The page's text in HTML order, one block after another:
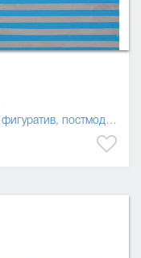
фигуратив, постмодернизм